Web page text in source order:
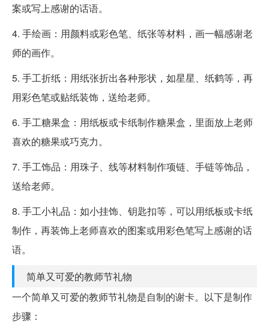
案或写上感谢的话语。
4. 手绘画：用颜料或彩色笔、纸张等材料，画一幅感谢老
师的画作。
5. 手工折纸：用纸张折出各种形状，如星星、纸鹤等，再
用彩色笔或贴纸装饰，送给老师。
6. 手工糖果盒：用纸板或卡纸制作糖果盒，里面放上老师
喜欢的糖果或巧克力。
7. 手工饰品：用珠子、线等材料制作项链、手链等饰品，
送给老师。
8. 手工小礼品：如小挂饰、钥匙扣等，可以用纸板或卡纸
制作，再装饰上老师喜欢的图案或用彩色笔写上感谢的话
语。
简单又可爱的教师节礼物
一个简单又可爱的教师节礼物是自制的谢卡。以下是制作
步骤：